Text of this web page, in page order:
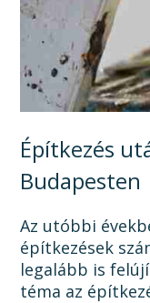
Építkezés
Budapesten
Az utóbbi
építkezések
legalább is
téma az